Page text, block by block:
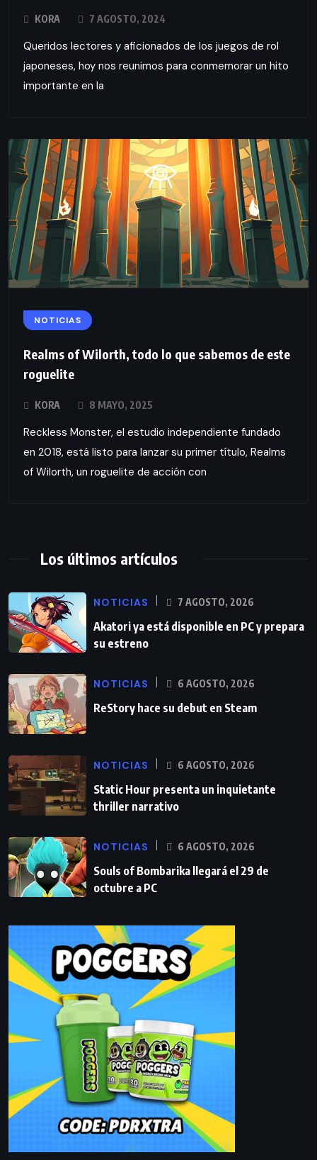
KORA 7 AGOSTO, 2024
Queridos lectores y aficionados de los juegos de rol
japoneses, hoy nos reunimos para conmemorar un hito
importante en la
NOTICIAS
Realms of Wilorth, todo lo que sabemos de este
roguelite
KORA 8 MAYO, 2025
Reckless Monster, el estudio independiente fundado
en 2018, está listo para lanzar su primer título, Realms
of Wilorth, un roguelite de acción con
Los últimos artículos
NOTICIAS 7 AGOSTO, 2026
Akatori ya está disponible en PC y prepara
su estreno
NOTICIAS 6 AGOSTO, 2026
ReStory hace su debut en Steam
NOTICIAS 6 AGOSTO, 2026
Static Hour presenta un inquietante
thriller narrativo
NOTICIAS 6 AGOSTO, 2026
Souls of Bombarika llegará el 29 de
octubre a PC